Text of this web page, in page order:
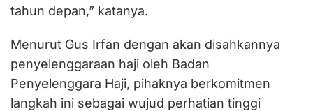
tahun depan,” katanya.
Menurut Gus Irfan dengan akan disahkannya
penyelenggaraan haji oleh Badan
Penyelenggara Haji, pihaknya berkomitmen
langkah ini sebagai wujud perhatian tinggi